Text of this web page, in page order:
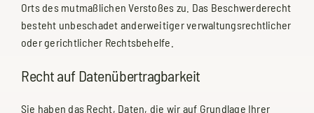
Orts des mutmaßlichen Verstoßes zu. Das Beschwerderecht
besteht unbeschadet anderweitiger verwaltungsrechtlicher
oder gerichtlicher Rechtsbehelfe.
Recht auf Daten­übertrag­barkeit
Sie haben das Recht, Daten, die wir auf Grundlage Ihrer